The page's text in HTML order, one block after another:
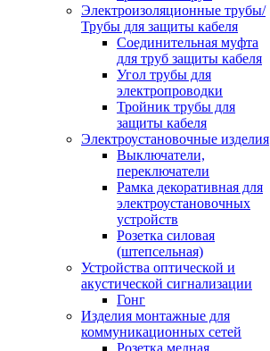
Электроизоляционные трубы/
Трубы для защиты кабеля
Соединительная муфта
для труб защиты кабеля
Угол трубы для
электропроводки
Тройник трубы для
защиты кабеля
Электроустановочные изделия
Выключатели,
переключатели
Рамка декоративная для
электроустановочных
устройств
Розетка силовая
(штепсельная)
Устройства оптической и
акустической сигнализации
Гонг
Изделия монтажные для
коммуникационных сетей
Розетка медная